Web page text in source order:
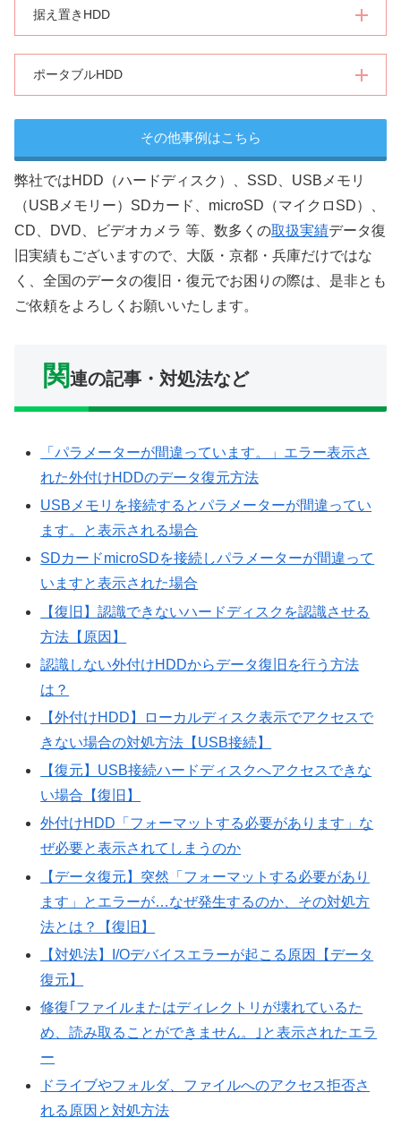
据え置きHDD
ポータブルHDD
その他事例はこちら
弊社ではHDD（ハードディスク）、SSD、USBメモリ
（USBメモリー）SDカード、microSD（マイクロSD）、
CD、DVD、ビデオカメラ 等、数多くの取扱実績データ復
旧実績もございますので、大阪・京都・兵庫だけではな
く、全国のデータの復旧・復元でお困りの際は、是非とも
ご依頼をよろしくお願いいたします。
関連の記事・対処法など
「パラメーターが間違っています。」エラー表示さ
れた外付けHDDのデータ復元方法
USBメモリを接続するとパラメーターが間違ってい
ます。と表示される場合
SDカードmicroSDを接続しパラメーターが間違って
いますと表示された場合
【復旧】認識できないハードディスクを認識させる
方法【原因】
認識しない外付けHDDからデータ復旧を行う方法
は？
【外付けHDD】ローカルディスク表示でアクセスで
きない場合の対処方法【USB接続】
【復元】USB接続ハードディスクへアクセスできな
い場合【復旧】
外付けHDD「フォーマットする必要があります」な
ぜ必要と表示されてしまうのか
【データ復元】突然「フォーマットする必要があり
ます」とエラーが…なぜ発生するのか、その対処方
法とは？【復旧】
【対処法】I/Oデバイスエラーが起こる原因【データ
復元】
修復｢ファイルまたはディレクトリが壊れているた
め、読み取ることができません。｣と表示されたエラ
ー
ドライブやフォルダ、ファイルへのアクセス拒否さ
れる原因と対処方法